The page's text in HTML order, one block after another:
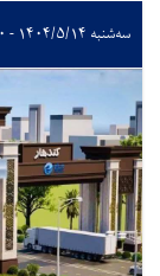
سه‌شنبه ۱۴۰۴/۵/۱۴ - ۱۰:۴۰